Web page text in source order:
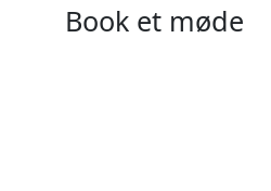
Book et møde